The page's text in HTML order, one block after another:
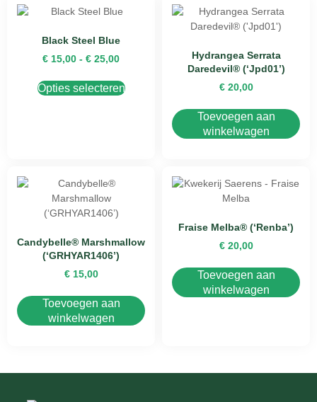
Black Steel Blue
€ 15,00 - € 25,00
Opties selecteren
Hydrangea Serrata
Daredevil® (‘Jpd01’)
€20,00
Toevoegen aan
winkelwagen
Candybelle® Marshmallow
(‘GRHYAR1406’)
€15,00
Toevoegen aan
winkelwagen
Fraise Melba® (‘Renba’)
€20,00
Toevoegen aan
winkelwagen